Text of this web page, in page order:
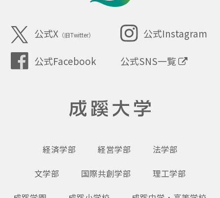
公式X （旧Twitter） 公式Instagram
公式Facebook 公式SNS一覧
経済学部 経営学部 法学部
文学部 国際共創学部 理工学部